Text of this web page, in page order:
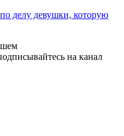
делу девушки, которую
на канал